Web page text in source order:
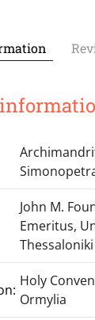
John M.
Emeritus,
Thessaloniki
Holy
Ormylia